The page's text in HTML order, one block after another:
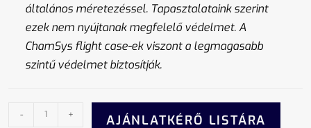
általános méretezéssel. Tapasztalataink szerint
ezek nem nyújtanak megfelelő védelmet. A
ChamSys flight case-ek viszont a legmagasabb
szintű védelmet biztosítják.
- + AJÁNLATKÉRŐ LISTÁRA